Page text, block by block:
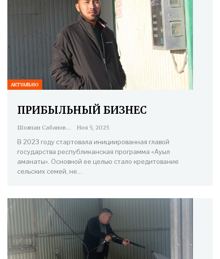
АКТУАЛЬНО
ПРИБЫЛЬНЫЙ БИЗНЕС
Шолпан Сабанова Ноя 5, 2025
В 2023 году стартовала инициированная главой
государства республиканская программа «Ауыл
аманаты». Основной ее целью стало кредитование
сельских семей, не…